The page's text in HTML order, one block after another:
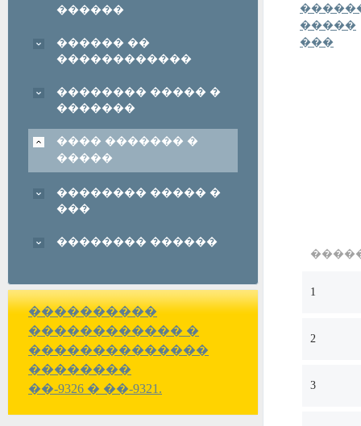
������
������ ��
������������
�������� ����� �
�������
���� ������� �
�����
�������� ����� �
���
�������� ������
����������
������������ �
��������������
��������
��-9326 � ��-9321.
�����
���
1
2
3